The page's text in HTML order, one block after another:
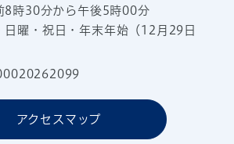
8時30分から午後5時00分
日曜・祝日・年末年始（12月29日
アクセスマップ